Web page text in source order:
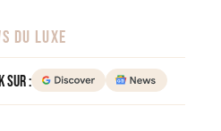
DU LUXE
sur :